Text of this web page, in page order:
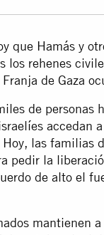
que Hamás y
los rehenes
de Gaza
de personas
accedan
las familias
pedir la
de alto el
mantienen